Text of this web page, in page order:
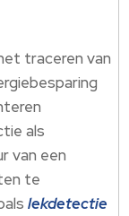
traceren van
als
van een
te
lekdetectie